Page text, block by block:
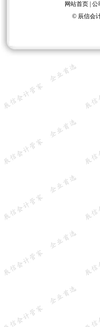
网站首页 公
© 辰信会